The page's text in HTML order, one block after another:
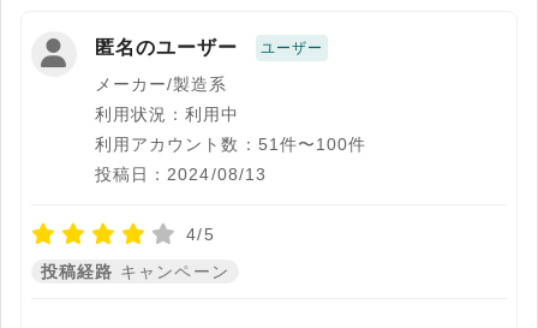
匿名のユーザー ユーザー
メーカー/製造系
利用状況：利用中
利用アカウント数：51件〜100件
投稿日：2024/08/13
4/5
投稿経路 キャンペーン